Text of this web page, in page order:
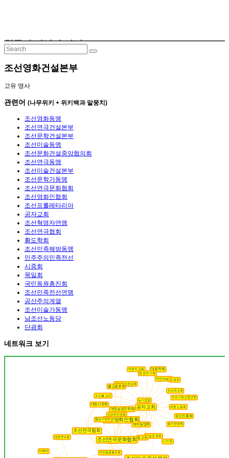
한국어 관련어 사전
조선영화건설본부
고유 명사
관련어 (나무위키 + 위키백과 말뭉치)
조선영화동맹
조선연극건설본부
조선문학건설본부
조선미술동맹
조선문화건설중앙협의회
조선연극동맹
조선미술건설본부
조선문학가동맹
조선연극문화협회
조선영화인협회
조선프롤레타리아
공자교회
조선혁명자연맹
조선연극협회
황도학회
조선민족해방동맹
민주주의민족전선
시중회
목일회
국민동원총진회
조선민족전선연맹
공산주의계열
조선미술가동맹
남조선노동당
단광회
네트워크 보기